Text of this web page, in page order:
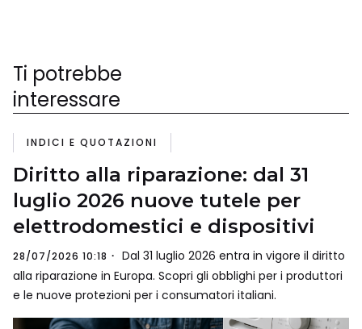
Ti potrebbe
interessare
INDICI E QUOTAZIONI
Diritto alla riparazione: dal 31
luglio 2026 nuove tutele per
elettrodomestici e dispositivi
28/07/2026 10:18
Dal 31 luglio 2026 entra in vigore il diritto
alla riparazione in Europa. Scopri gli obblighi per i produttori
e le nuove protezioni per i consumatori italiani.